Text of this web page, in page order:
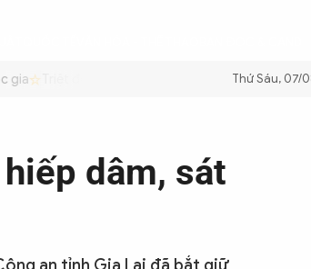
Triệt để tiết kiệm xăng dầu để đảm bảo an ninh
Thứ Sáu, 07/
dâm, sát